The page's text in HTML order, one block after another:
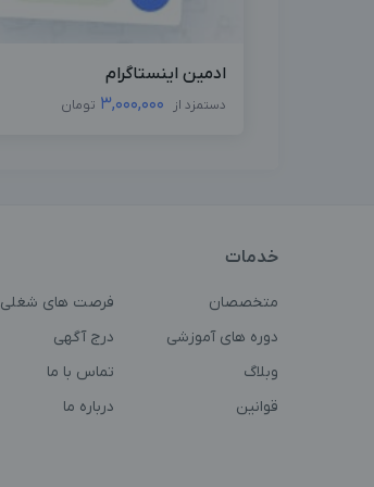
ادمین اینستاگرام
دستمزد از 3,000,000 تومان
خدمات
متخصصان
فرصت های شغلی
دوره های آموزشی
درج آگهی
وبلاگ
تماس با ما
قوانین
درباره ما